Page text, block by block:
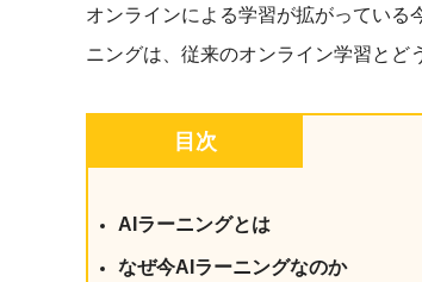
AI人材育成：タイムマネジメント
戦略を立案。組織を巻き込み、成果
オンラインによる学習が拡がっている
ニングは、従来のオンライン学習とど
目次
AIラーニングとは
なぜ今AIラーニングなのか